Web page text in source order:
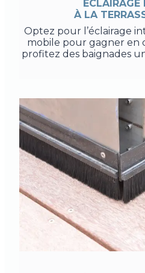
ÉCLAIRAGE
À LA
Optez pour l’éclairage
mobile pour gagner en
profitez des baignades